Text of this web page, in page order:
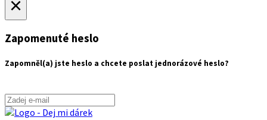
×
Zapomenuté heslo
Zapomněl(a) jste heslo a chcete poslat jednorázové heslo?